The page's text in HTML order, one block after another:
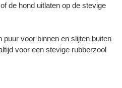
de hond uitlaten op de stevige
puur voor binnen en slijten buiten
voor een stevige rubberzool